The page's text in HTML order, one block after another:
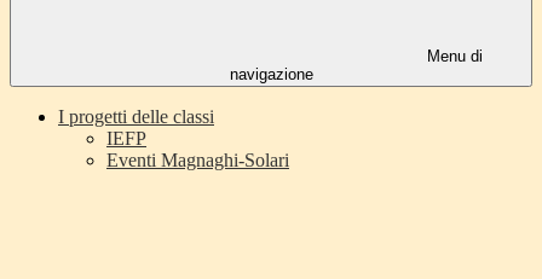
Menu di
navigazione
I progetti delle classi
IEFP
Eventi Magnaghi-Solari